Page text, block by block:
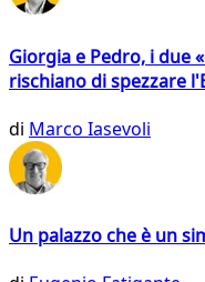
Giorgia e Pedro, i due
rischiano di spezzare
di Marco Iasevoli
Un palazzo che è un